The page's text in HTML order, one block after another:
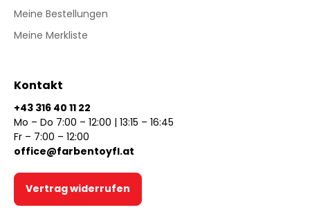
Meine Bestellungen
Meine Merkliste
Kontakt
+43 316 40 11 22
Mo – Do 7:00 – 12:00 | 13:15 – 16:45
Fr – 7:00 – 12:00
office@farbentoyfl.at
Vertrag widerrufen